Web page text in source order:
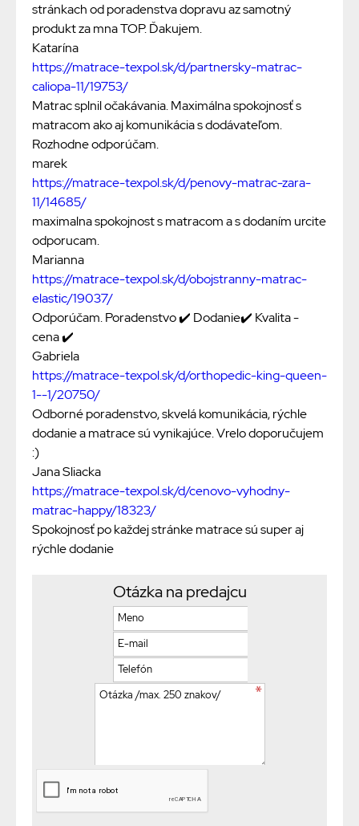
stránkach od poradenstva dopravu az samotný
produkt za mna TOP. Ďakujem.
Katarína
https://matrace-texpol.sk/d/partnersky-matrac-
caliopa-11/19753/
Matrac splnil očakávania. Maximálna spokojnosť s
matracom ako aj komunikácia s dodávateľom.
Rozhodne odporúčam.
marek
https://matrace-texpol.sk/d/penovy-matrac-zara-
11/14685/
maximalna spokojnost s matracom a s dodaním urcite
odporucam.
Marianna
https://matrace-texpol.sk/d/obojstranny-matrac-
elastic/19037/
Odporúčam. Poradenstvo ✔️ Dodanie✔️ Kvalita -
cena ✔️
Gabriela
https://matrace-texpol.sk/d/orthopedic-king-queen-
1--1/20750/
Odborné poradenstvo, skvelá komunikácia, rýchle
dodanie a matrace sú vynikajúce. Vrelo doporučujem
:)
Jana Sliacka
https://matrace-texpol.sk/d/cenovo-vyhodny-
matrac-happy/18323/
Spokojnosť po každej stránke matrace sú super aj
rýchle dodanie
Otázka na predajcu